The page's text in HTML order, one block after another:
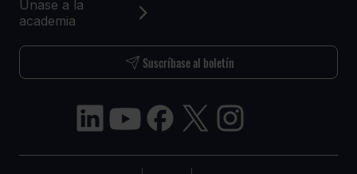
Únase a la
academia
Suscríbase al boletín